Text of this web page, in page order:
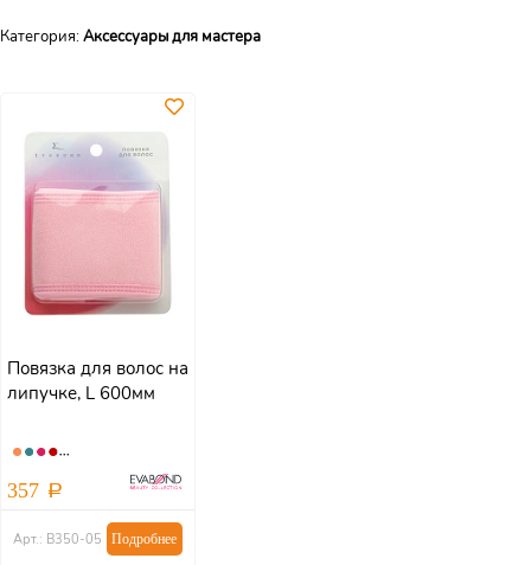
Категория: Аксессуары для мастера
Повязка для волос на
липучке, L 600мм
357
Арт.: В350-05 Подробнее